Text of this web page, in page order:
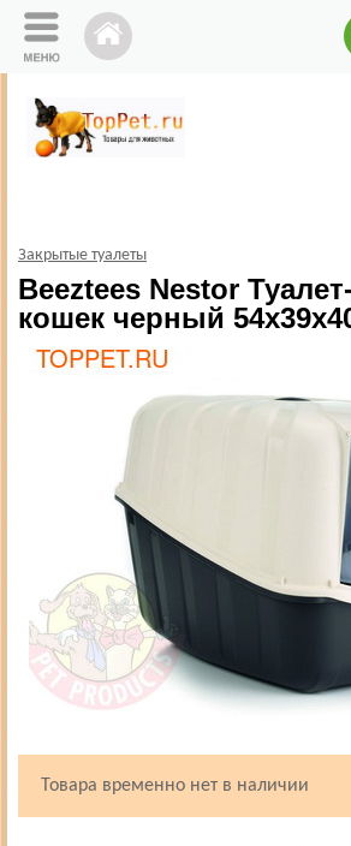
Закрытые туалеты
Beeztees Nestor
кошек черный
Товара временно нет в наличии